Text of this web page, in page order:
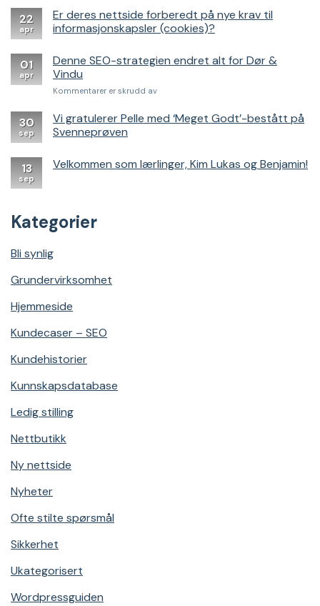
22
apr
Er deres nettside forberedt på nye krav til
informasjonskapsler (cookies)?
01
apr
Denne SEO-strategien endret alt for Dør &
Vindu
Kommentarer er skrudd avfor
SEO-
strategien
for
30
sep
Vi gratulerer Pelle med ‘Meget Godt’-bestått på
Svenneprøven
13
sep
Velkommen som lærlinger, Kim Lukas og Benjamin!
Kategorier
Bli synlig
Grundervirksomhet
Hjemmeside
Kundecaser – SEO
Kundehistorier
Kunnskapsdatabase
Ledig stilling
Nettbutikk
Ny nettside
Nyheter
Ofte stilte spørsmål
Sikkerhet
Ukategorisert
Wordpressguiden